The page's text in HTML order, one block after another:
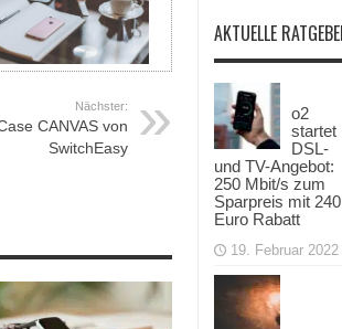
Nächster:
CANVAS von
SwitchEasy
AKTUELLE
o2
startet
DSL-
und TV-Angebot:
250 Mbit/s zum
Sparpreis mit 240
Euro Rabatt
19. Februar 2022